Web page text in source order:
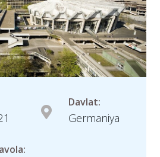
Davlat:
Germaniya